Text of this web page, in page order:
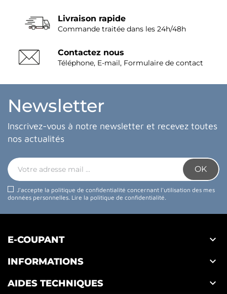
Livraison rapide
Commande traitée dans les 24h/48h
Contactez nous
Téléphone, E-mail, Formulaire de contact
Newsletter
Inscrivez-vous à notre newsletter et recevez toutes
nos actualités
J'accepte la politique de confidentialité concernant l'utilisation des mes
données personnelles. Lire la politique de confidentialité.
E-COUPANT 
INFORMATIONS 
AIDES TECHNIQUES 